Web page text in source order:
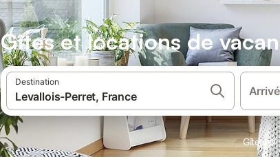
Gîtes et locations de
Destination
Gîtes et